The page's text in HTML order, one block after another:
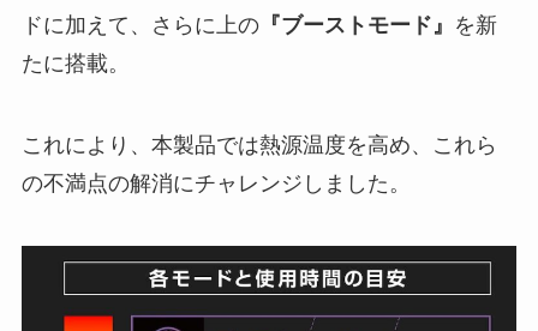
ドに加えて、さらに上の『ブーストモード』 を新
たに搭載。
これにより、本製品では熱源温度を高め、これら
の不満点の解消にチャレンジしました。